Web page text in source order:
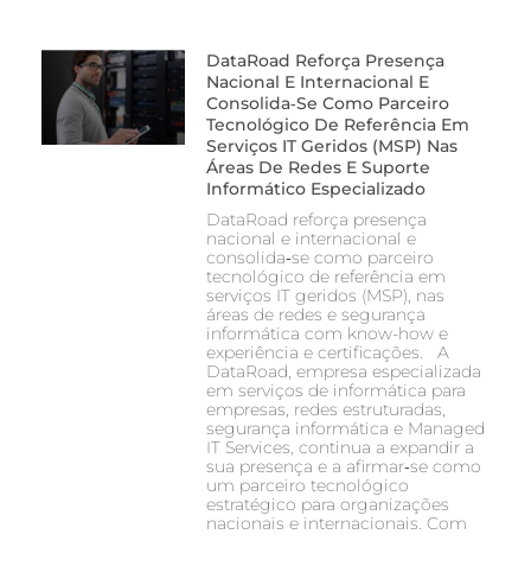
DataRoad Reforça Presença
Nacional E Internacional E
Consolida‑se Como Parceiro
Tecnológico De Referência Em
Serviços IT Geridos (MSP) Nas
Áreas De Redes E Suporte
Informático Especializado
DataRoad reforça presença
nacional e internacional e
consolida‑se como parceiro
tecnológico de referência em
serviços IT geridos (MSP), nas
áreas de redes e segurança
informática com know-how e
experiência e certificações. A
DataRoad, empresa especializada
em serviços de informática para
empresas, redes estruturadas,
segurança informática e Managed
IT Services, continua a expandir a
sua presença e a afirmar‑se como
um parceiro tecnológico
estratégico para organizações
nacionais e internacionais. Com